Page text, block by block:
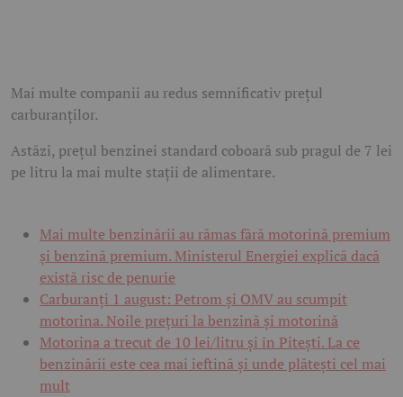
Mai multe companii au redus semnificativ prețul
carburanților.
Astăzi, prețul benzinei standard coboară sub pragul de 7 lei
pe litru la mai multe stații de alimentare.
Mai multe benzinării au rămas fără motorină premium
și benzină premium. Ministerul Energiei explică dacă
există risc de penurie
Carburanți 1 august: Petrom și OMV au scumpit
motorina. Noile prețuri la benzină și motorină
Motorina a trecut de 10 lei/litru și în Pitești. La ce
benzinării este cea mai ieftină și unde plătești cel mai
mult